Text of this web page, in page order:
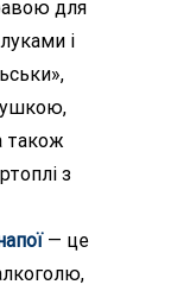
для
і
також
з
— це